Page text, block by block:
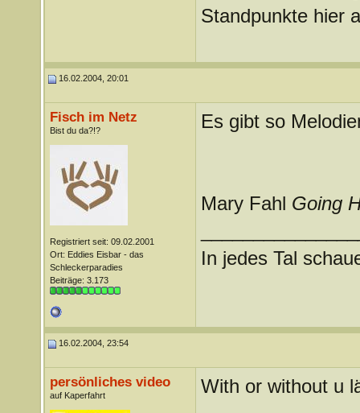
Standpunkte hier
16.02.2004, 20:01
Fisch im Netz
Bist du da?!?
Registriert seit: 09.02.2001
Ort: Eddies Eisbar - das
Schleckerparadies
Beiträge: 3.173
Es gibt so
Mary Fahl Going
In jedes Tal
16.02.2004, 23:54
persönliches video
auf Kaperfahrt
With or without u